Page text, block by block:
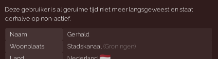
Deze gebruiker is al geruime tijd niet meer langsgeweest en staat
derhalve op non-actief.
Naam
Gerhald
Woonplaats
Stadskanaal (Groningen)